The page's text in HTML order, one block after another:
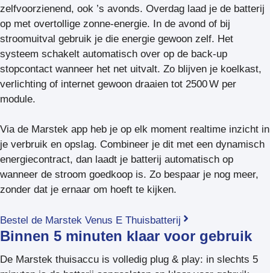
zelfvoorzienend, ook ’s avonds. Overdag laad je de batterij
op met overtollige zonne-energie. In de avond of bij
stroomuitval gebruik je die energie gewoon zelf. Het
systeem schakelt automatisch over op de back-up
stopcontact wanneer het net uitvalt. Zo blijven je koelkast,
verlichting of internet gewoon draaien tot 2500 W per
module.
Via de Marstek app heb je op elk moment realtime inzicht in
je verbruik en opslag. Combineer je dit met een dynamisch
energiecontract, dan laadt je batterij automatisch op
wanneer de stroom goedkoop is. Zo bespaar je nog meer,
zonder dat je ernaar om hoeft te kijken.
Bestel de Marstek Venus E Thuisbatterij
Binnen 5 minuten klaar voor gebruik
De Marstek thuisaccu is volledig plug & play: in slechts 5